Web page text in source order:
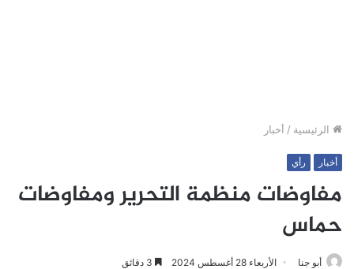
الرئيسية / أخبار
أخبار رأي
مفاوضات منظمة التحرير ومفاوضات
حماس
أبو جنا الأربعاء 28 أغسطس 2024